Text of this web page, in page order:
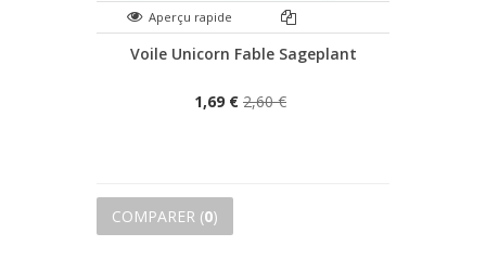
Aperçu rapide
Voile Unicorn Fable Sageplant
1,69 € 2,60 €
COMPARER (0)